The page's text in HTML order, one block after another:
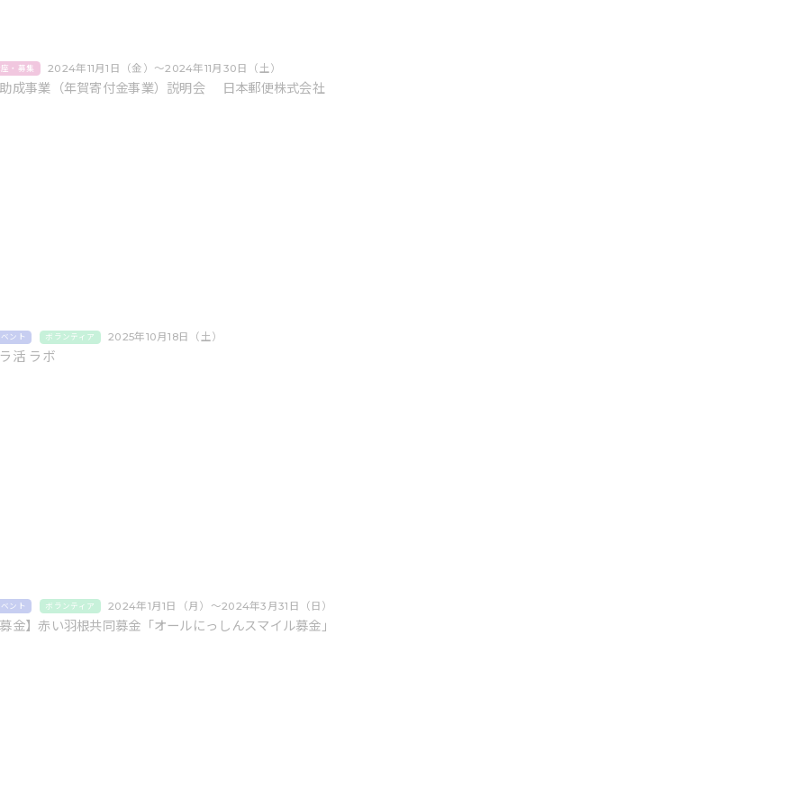
・募集 2024年11月1日（金）〜2024年11月30日（土）
成事業（年賀寄付金事業）説明会 日本郵便株式会社
ント ボランティア 2025年10月18日（土）
活 ラボ
ント ボランティア 2024年1月1日（月）〜2024年3月31日（日）
金】赤い羽根共同募金「オールにっしんスマイル募金」